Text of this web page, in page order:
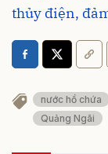
thủy điện,
nước hồ chứa
Quảng Ngãi